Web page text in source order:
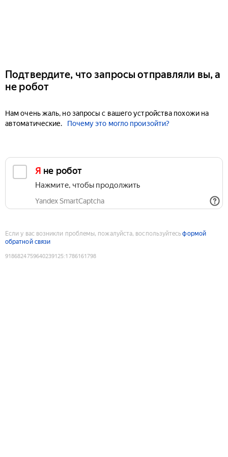
Подтвердите, что запросы отправляли вы, а
не робот
Нам очень жаль, но запросы с вашего устройства похожи на
автоматические.
Почему это могло произойти?
Я не робот
Нажмите, чтобы продолжить
Yandex SmartCaptcha
Если у вас возникли проблемы, пожалуйста, воспользуйтесьформой
обратной связи
9186824759640239125:1786161798